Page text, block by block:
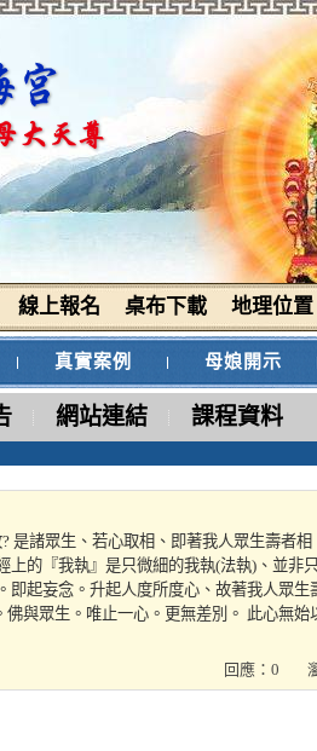
線上報名 桌布下載 地理位置
真實案例 母娘開示
網站連結 課程資料
是諸眾生、若心取相、即著我人眾生壽者
上的『我執』是只微細的我執(法執)、並非
起妄念。升起人度所度心、故著我人眾生
與眾生。唯止一心。更無差別。 此心無始
回應：0